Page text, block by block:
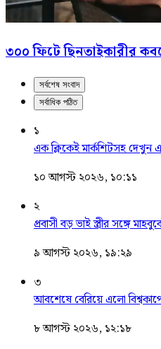
৩০০ ফিটে ছিনতাইকারীর
সর্বশেষ সংবাদ
সর্বাধিক পঠিত
১
এক ক্লিকেই মার্কশিটসহ
১০ আগস্ট ২০২৬, ১০:১১
২
প্রবাসী বড় ভাই স্ত্রীর সঙ্গে
৯ আগস্ট ২০২৬, ১৯:২৯
৩
আবশেষে বেরিয়ে এলো
৮ আগস্ট ২০২৬, ১২:১৮